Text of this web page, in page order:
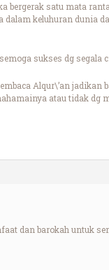
bergerak satu mata
keluhuran dunia
sukses dg segala
Alqur\’an jadikan
atau tidak dg
dan barokah untuk